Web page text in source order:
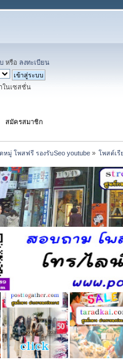
หรือ ลงทะเบียน
ในเซสชั่น
สมัครสมาชิก
มู่ โพสฟรี รองรับSeo youtube» โพสต์เรี